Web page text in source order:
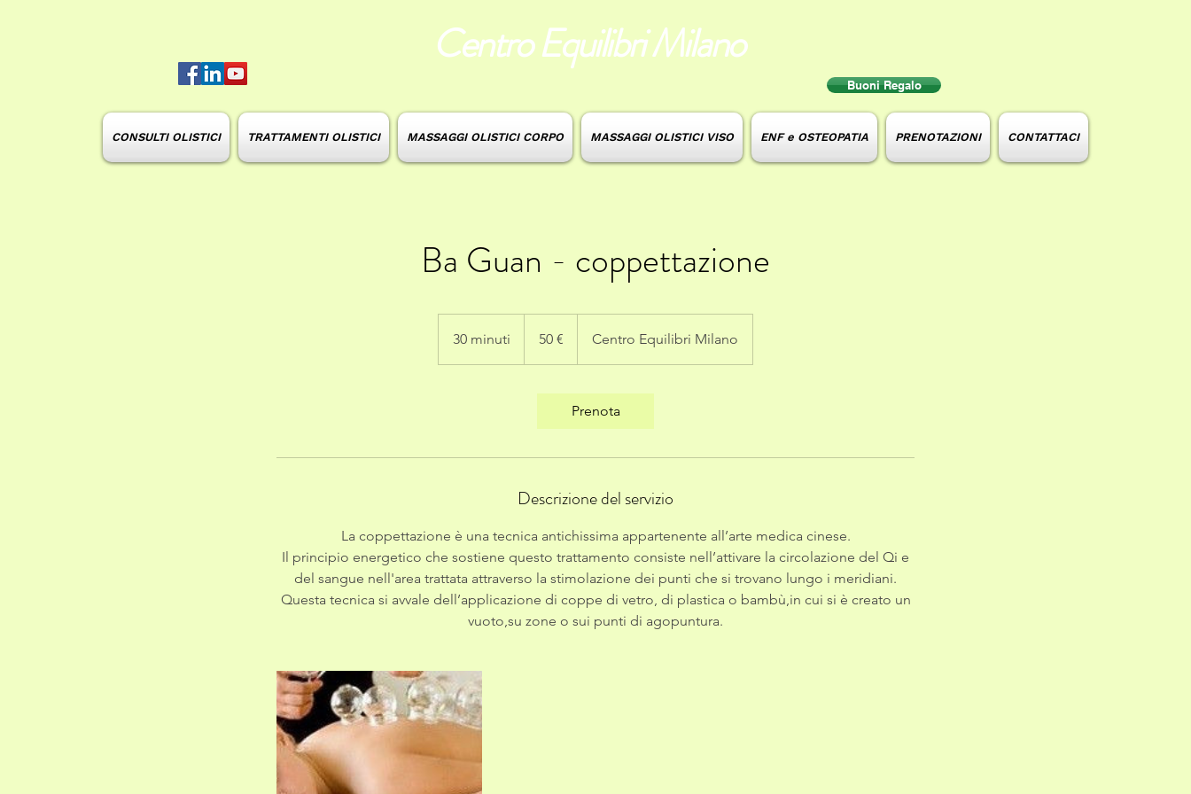
Centro Equilibri Milano
Buoni Regalo
CONSULTI OLISTICI TRATTAMENTI OLISTICI MASSAGGI OLISTICI CORPO MASSAGGI OLISTICI VISO ENF e OSTEOPATIA PRENOTAZIONI CONTATTACI
Ba Guan - coppettazione
30 minuti
0
50 € Centro Equilibri Milano
Prenota
Descrizione del servizio
La coppettazione è una tecnica antichissima appartenente all’arte medica cinese.
Il principio energetico che sostiene questo trattamento consiste nell’attivare la circolazione del Qi e
del sangue nell'area trattata attraverso la stimolazione dei punti che si trovano lungo i meridiani.
Questa tecnica si avvale dell’applicazione di coppe di vetro, di plastica o bambù,in cui si è creato un
vuoto,su zone o sui punti di agopuntura.